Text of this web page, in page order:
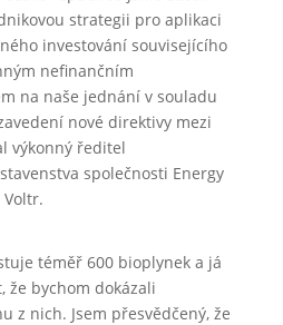
strategii pro aplikaci
investování souvisejícího
nefinančním
na naše jednání v souladu
nové direktivy mezi
výkonný ředitel
společnosti Energy
téměř 600 bioplynek a já
že bychom dokázali
z nich. Jsem přesvědčený, že